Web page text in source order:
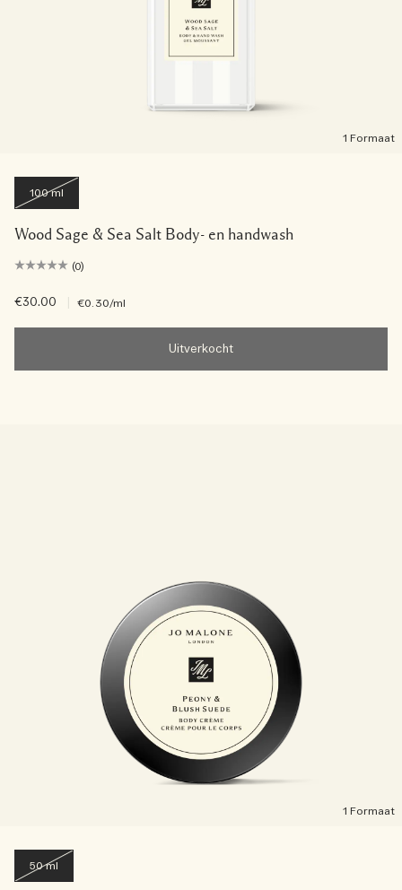
1 Formaat
100 ml
Wood Sage & Sea Salt Body- en handwash
(0)
€30.00 €0.30/ml
Uitverkocht
1 Formaat
50 ml